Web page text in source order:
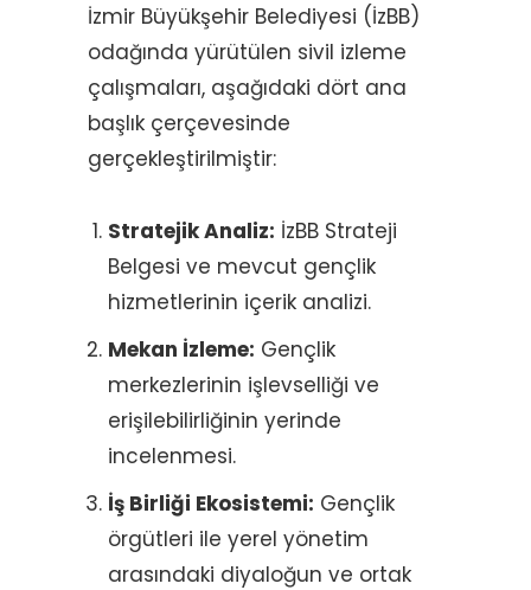
İzmir Büyükşehir Belediyesi (İzBB)
odağında yürütülen sivil izleme
çalışmaları, aşağıdaki dört ana
başlık çerçevesinde
gerçekleştirilmiştir:
Stratejik Analiz: İzBB Strateji
Belgesi ve mevcut gençlik
hizmetlerinin içerik analizi.
Mekan İzleme: Gençlik
merkezlerinin işlevselliği ve
erişilebilirliğinin yerinde
incelenmesi.
İş Birliği Ekosistemi: Gençlik
örgütleri ile yerel yönetim
arasındaki diyaloğun ve ortak